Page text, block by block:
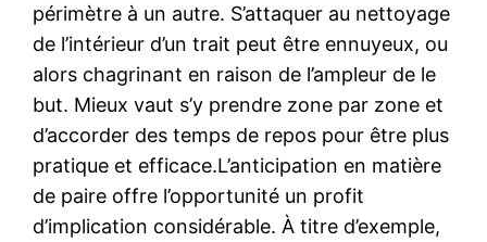
périmètre à un autre. S’attaquer au nettoyage
de l’intérieur d’un trait peut être ennuyeux, ou
alors chagrinant en raison de l’ampleur de le
but. Mieux vaut s’y prendre zone par zone et
d’accorder des temps de repos pour être plus
pratique et efficace.L’anticipation en matière
de paire offre l’opportunité un profit
d’implication considérable. À titre d’exemple,